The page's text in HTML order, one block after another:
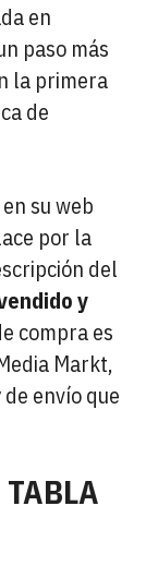
en
paso más
la primera
de
su web
por la
del
y
compra es
Markt,
envío que